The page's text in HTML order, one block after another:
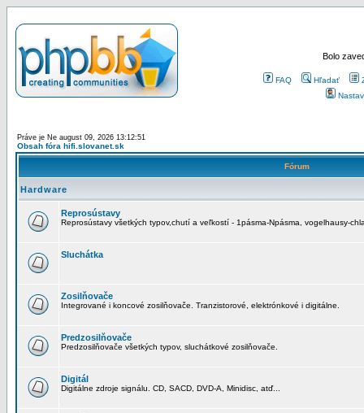
Bolo
FAQ Hľadať
Práve je Ne august 09, 2026 13:12:51
Obsah fóra hifi.slovanet.sk
Fórum
Hardware
Reprosústavy
Reprosústavy všetkých typov,chutí a veľkostí - 1pásma-Npásma, vogelhausy-
Sluchátka
Zosilňovače
Integrované i koncové zosilňovače. Tranzistorové, elektrónkové i digitálne.
Predzosilňovače
Predzosilňovače všetkých typov, sluchátkové zosilňovače.
Digitál
Digitálne zdroje signálu. CD, SACD, DVD-A, Minidisc, atď...